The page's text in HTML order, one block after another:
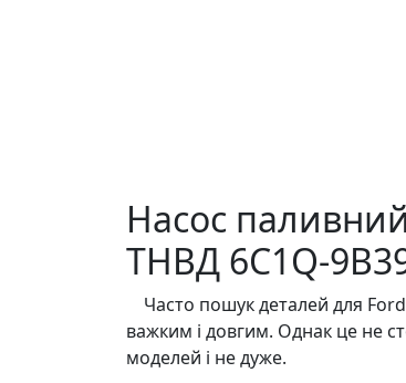
Насос
ТНВД 6C1Q-
Часто пошук деталей для Ford
важким і довгим. Однак це не
моделей і не дуже.